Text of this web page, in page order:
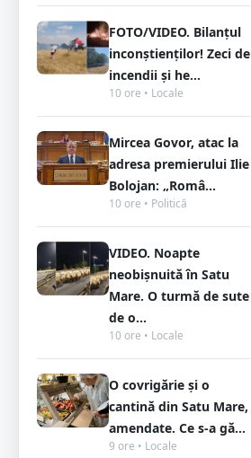
FOTO/VIDEO. Bilanțul
inconștienților! Zeci de
incendii și he...
10 ore • Locale
Mircea Govor, atac la
adresa premierului Ilie
Bolojan: „Româ...
10 ore • Politică
VIDEO. Noapte
neobișnuită în Satu
Mare. O turmă de sute
de o...
10 ore • Locale
O covrigărie și o
cantină din Satu Mare,
amendate. Ce s-a gă...
9 ore • Locale